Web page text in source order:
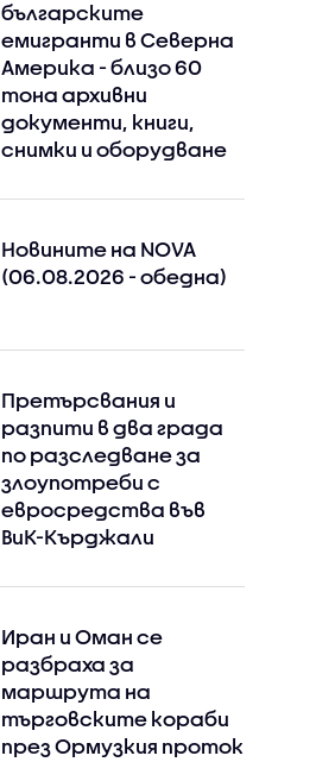
българските
емигранти в Северна
Америка - близо 60
тона архивни
документи, книги,
снимки и оборудване
Новините на NOVA
(06.08.2026 - обедна)
Претърсвания и
разпити в два града
по разследване за
злоупотреби с
евросредства във
ВиК-Кърджали
Иран и Оман се
разбраха за
маршрута на
търговските кораби
през Ормузкия проток